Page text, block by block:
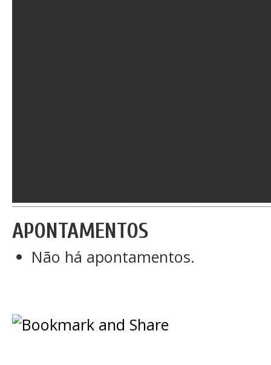
APONTAMENTOS
Não há apontamentos.